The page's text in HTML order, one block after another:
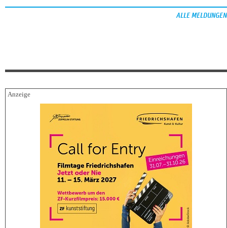
ALLE MELDUNGEN
FESTIVALBERICHTE
Filmfest München – Neues deutsches Kino